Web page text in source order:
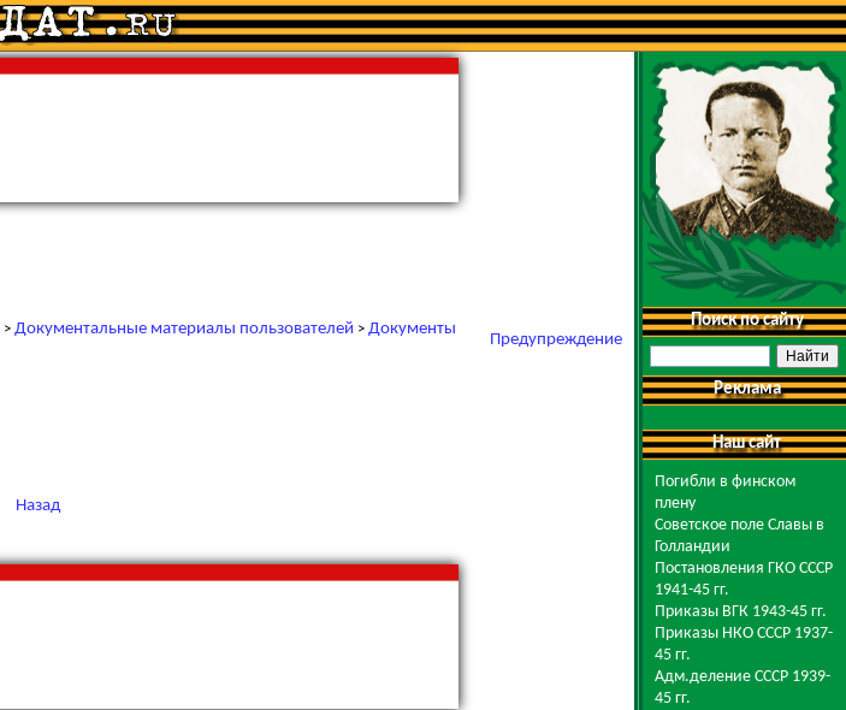
> Документальные материалы пользователей > Документы
Предупреждение
Назад
Поиск по сайту
Реклама
Наш сайт
Погибли в финском
плену
Советское поле Славы в
Голландии
Постановления ГКО СССР
1941-45 гг.
Приказы ВГК 1943-45 гг.
Приказы НКО СССР 1937-
45 гг.
Адм.деление СССР 1939-
45 гг.